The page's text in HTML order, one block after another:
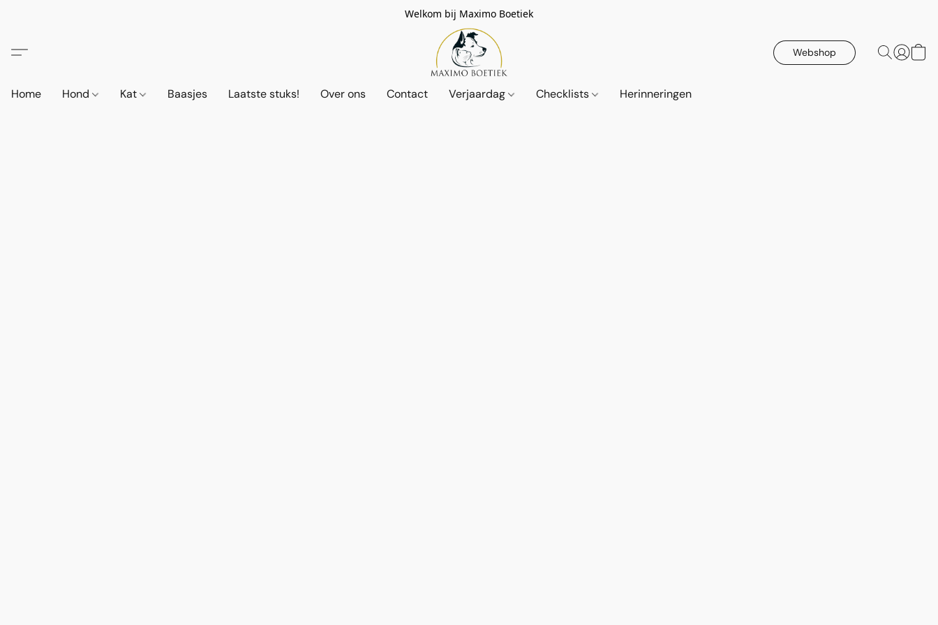
Welkom bij Maximo Boetiek
Webshop
Home Hond Kat Baasjes Laatste stuks! Over ons Contact Verjaardag Checklists Herinneringen